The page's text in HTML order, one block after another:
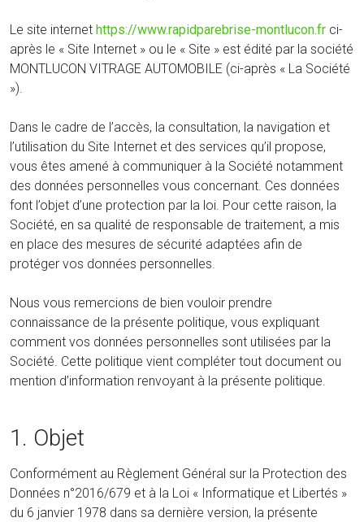
Le site internet https://www.rapidparebrise-montlucon.fr ci-
après le « Site Internet » ou le « Site » est édité par la société
MONTLUCON VITRAGE AUTOMOBILE (ci-après « La Société
»).
Dans le cadre de l’accès, la consultation, la navigation et
l’utilisation du Site Internet et des services qu’il propose,
vous êtes amené à communiquer à la Société notamment
des données personnelles vous concernant. Ces données
font l’objet d’une protection par la loi. Pour cette raison, la
Société, en sa qualité de responsable de traitement, a mis
en place des mesures de sécurité adaptées afin de
protéger vos données personnelles.
Nous vous remercions de bien vouloir prendre
connaissance de la présente politique, vous expliquant
comment vos données personnelles sont utilisées par la
Société. Cette politique vient compléter tout document ou
mention d’information renvoyant à la présente politique.
1. Objet
Conformément au Règlement Général sur la Protection des
Données n°2016/679 et à la Loi « Informatique et Libertés »
du 6 janvier 1978 dans sa dernière version, la présente